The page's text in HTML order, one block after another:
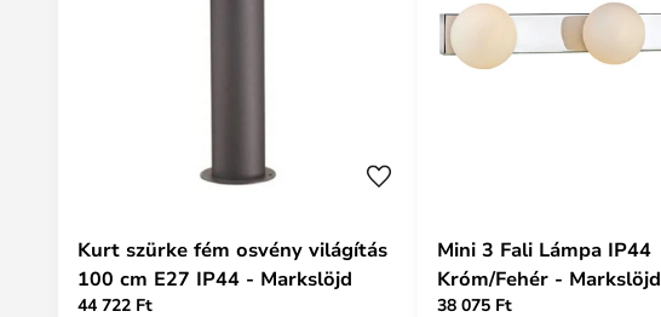
Kurt szürke fém osvény világítás
100 cm E27 IP44 - Markslöjd
44 722 Ft
Mini 3 Fali Lámpa IP44
Króm/Fehér - Markslöjd
38 075 Ft